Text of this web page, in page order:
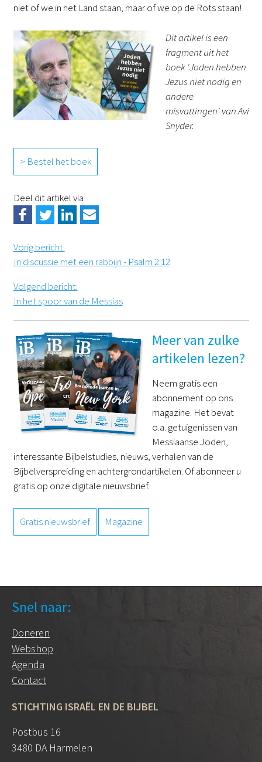
niet of we in het Land staan, maar of we op de Rots staan!
Dit artikel is een
fragment uit het
boek 'Joden hebben
Jezus niet nodig en
andere
misvattingen' van Avi
Snyder.
> Bestel het boek
Deel dit artikel via
Vorig bericht:
In discussie met een rabbijn - Psalm 2:12
Volgend bericht:
In het spoor van de Messias
Meer van zulke
artikelen lezen?
Neem gratis een
abonnement op ons
magazine. Het bevat
o.a. getuigenissen van
Messiaanse Joden,
interessante Bijbelstudies, nieuws, verhalen van de
Bijbelverspreiding en achtergrondartikelen. Of abonneer u
gratis op onze digitale nieuwsbrief.
Gratis nieuwsbrief Magazine
Snel naar:
Doneren
Webshop
Agenda
Contact
STICHTING ISRAËL EN DE BIJBEL
Postbus 16
3480 DA Harmelen